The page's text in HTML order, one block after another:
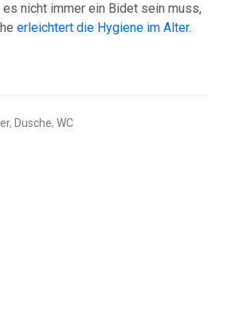
es nicht immer ein Bidet sein muss,
erleichtert die Hygiene im Alter.
, Dusche, WC